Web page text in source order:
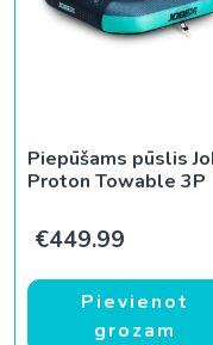
Piepūšams pūslis
Proton Towable 3P
€449.99
Pievienot
grozam